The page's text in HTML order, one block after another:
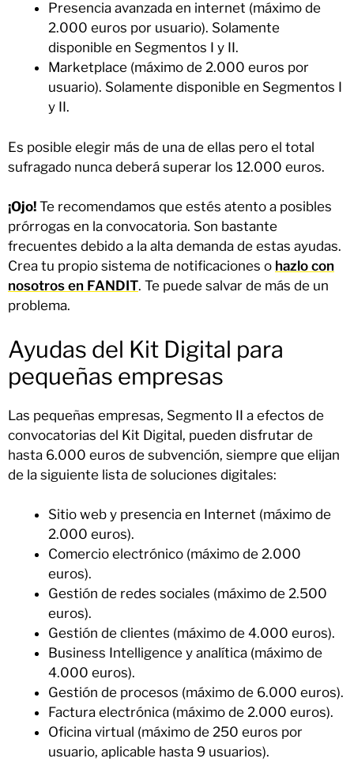
Presencia avanzada en internet (máximo de
2.000 euros por usuario). Solamente
disponible en Segmentos I y II.
Marketplace (máximo de 2.000 euros por
usuario). Solamente disponible en Segmentos I
y II.
Es posible elegir más de una de ellas pero el total
sufragado nunca deberá superar los 12.000 euros.
¡Ojo! Te recomendamos que estés atento a posibles
prórrogas en la convocatoria. Son bastante
frecuentes debido a la alta demanda de estas ayudas.
Crea tu propio sistema de notificaciones o hazlo con
nosotros en FANDIT. Te puede salvar de más de un
problema.
Ayudas del Kit Digital para
pequeñas empresas
Las pequeñas empresas, Segmento II a efectos de
convocatorias del Kit Digital, pueden disfrutar de
hasta 6.000 euros de subvención, siempre que elijan
de la siguiente lista de soluciones digitales:
Sitio web y presencia en Internet (máximo de
2.000 euros).
Comercio electrónico (máximo de 2.000
euros).
Gestión de redes sociales (máximo de 2.500
euros).
Gestión de clientes (máximo de 4.000 euros).
Business Intelligence y analítica (máximo de
4.000 euros).
Gestión de procesos (máximo de 6.000 euros).
Factura electrónica (máximo de 2.000 euros).
Oficina virtual (máximo de 250 euros por
usuario, aplicable hasta 9 usuarios).